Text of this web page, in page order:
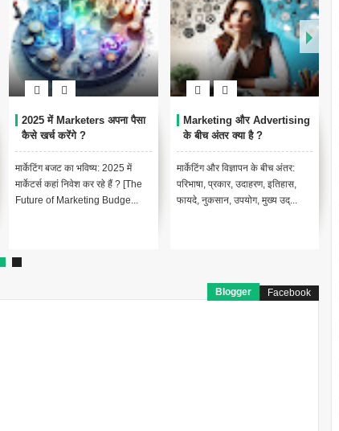
2025 में Marketers अपना पैसा
कैसे खर्च करेंगे ?
मार्केटिंग बजट का भविष्य: 2025 में
मार्केटर्स कहां निवेश कर रहे हैं ? [The
Future of Marketing Budge...
Marketing और Advertising
के बीच अंतर क्या है ?
मार्केटिंग और विज्ञापन के बीच अंतर:
परिभाषा, प्रकार, उदाहरण, इतिहास,
फायदे, नुकसान, उपयोग, मुख्य उद्...
Blogger Facebook